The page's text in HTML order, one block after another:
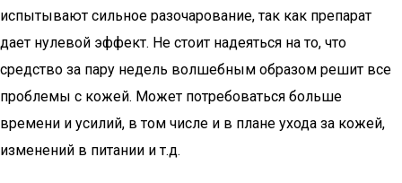
испытывают сильное разочарование, так как препарат
дает нулевой эффект. Не стоит надеяться на то, что
средство за пару недель волшебным образом решит все
проблемы с кожей. Может потребоваться больше
времени и усилий, в том числе и в плане ухода за кожей,
изменений в питании и т.д.